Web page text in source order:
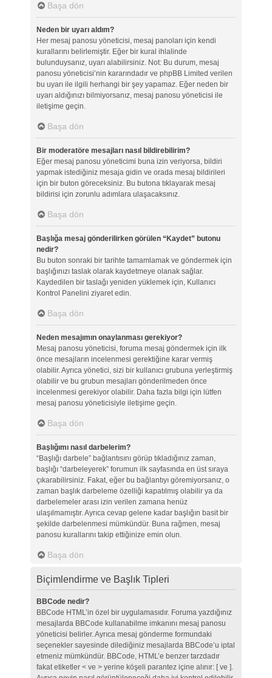
Başa dön
Neden bir uyarı aldım?
Her mesaj panosu yöneticisi, mesaj panoları için kendi
kurallarını belirlemiştir. Eğer bir kural ihlalinde
bulunduysanız, uyarı alabilirsiniz. Not: Bu durum, mesaj
panosu yöneticisi’nin kararındadır ve phpBB Limited verilen
bu uyarı ile ilgili herhangi bir şey yapamaz. Eğer neden bir
uyarı aldığınızı bilmiyorsanız, mesaj panosu yöneticisi ile
iletişime geçin.
Başa dön
Bir moderatöre mesajları nasıl bildirebilirim?
Eğer mesaj panosu yöneticimi buna izin veriyorsa, bildiri
yapmak istediğiniz mesaja gidin ve orada mesaj bildirileri
için bir buton göreceksiniz. Bu butona tıklayarak mesaj
bildirisi için zorunlu adımlara ulaşacaksınız.
Başa dön
Başlığa mesaj gönderilirken görülen “Kaydet” butonu
nedir?
Bu buton sonraki bir tarihte tamamlamak ve göndermek için
başlığınızı taslak olarak kaydetmeye olanak sağlar.
Kaydedilen bir taslağı yeniden yüklemek için, Kullanıcı
Kontrol Panelini ziyaret edin.
Başa dön
Neden mesajımın onaylanması gerekiyor?
Mesaj panosu yöneticisi, foruma mesaj göndermek için ilk
önce mesajların incelenmesi gerektiğine karar vermiş
olabilir. Ayrıca yönetici, sizi bir kullanıcı grubuna yerleştirmiş
olabilir ve bu grubun mesajları gönderilmeden önce
incelenmesi gerekiyor olabilir. Daha fazla bilgi için lütfen
mesaj panosu yöneticisiyle iletişime geçin.
Başa dön
Başlığımı nasıl darbelerim?
“Başlığı darbele” bağlantısını görüp tıkladığınız zaman,
başlığı “darbeleyerek” forumun ilk sayfasında en üst sıraya
çıkarabilirsiniz. Fakat, eğer bu bağlantıyı göremiyorsanız, o
zaman başlık darbeleme özelliği kapatılmış olabilir ya da
darbelemeler arası izin verilen zamana henüz
ulaşılmamıştır. Ayrıca cevap gelene kadar başlığın basit bir
şekilde darbelenmesi mümkündür. Buna rağmen, mesaj
panosu kurallarını takip ettiğinize emin olun.
Başa dön
Biçimlendirme ve Başlık Tipleri
BBCode nedir?
BBCode HTML’in özel bir uygulamasıdır. Foruma yazdığınız
mesajlarda BBCode kullanabilme imkanını mesaj panosu
yöneticisi belirler. Ayrıca mesaj gönderme formundaki
seçenekler sayesinde dilediğiniz mesajlarda BBCode’u iptal
etmeniz mümkündür. BBCode, HTML’e benzer tarzdadır
fakat etiketler < ve > yerine köşeli parantez içine alınır: [ ve ].